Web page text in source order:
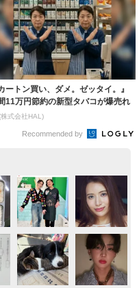
カートン買い、ダメ。ゼッタイ。』
11万円節約の新型タバコが爆売れ
株式会社HAL)
Recommended by